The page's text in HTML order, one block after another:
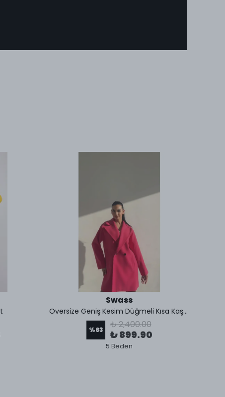
Swass
Oversize Geniş Kesim Düğmeli Kısa Kaşe Kaban Fuşya
%63 ₺ 2,400.00
₺ 899.90
5 Beden